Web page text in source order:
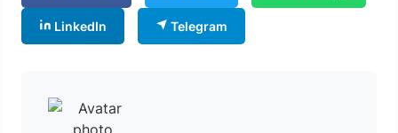
LinkedIn Telegram